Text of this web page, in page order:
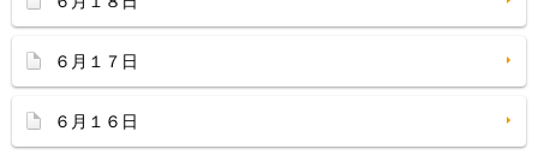
６月１７日
６月１６日